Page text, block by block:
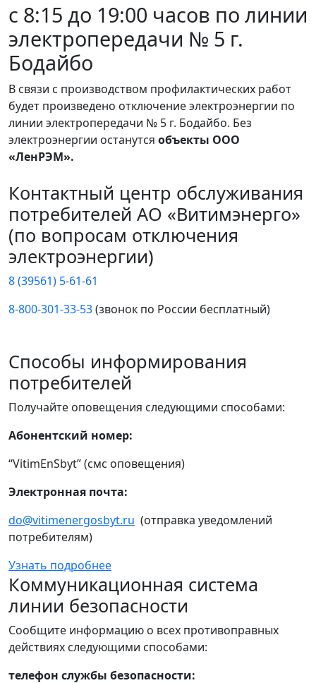
с 8:15 до 19:00 часов по линии
электропередачи № 5 г.
Бодайбо
В связи с производством профилактических работ
будет произведено отключение электроэнергии по
линии электропередачи № 5 г. Бодайбо. Без
электроэнергии останутся объекты ООО
«ЛенРЭМ».
Контактный центр обслуживания
потребителей АО «Витимэнерго»
(по вопросам отключения
электроэнергии)
8 (39561) 5-61-61
8-800-301-33-53(звонок по России бесплатный)
Способы информирования
потребителей
Получайте оповещения следующими способами:
Абонентский номер:
“VitimEnSbyt” (смс оповещения)
Электронная почта:
do@vitimenergosbyt.ru (отправка уведомлений
потребителям)
Узнать подробнее
Коммуникационная система
линии безопасности
Сообщите информацию о всех противоправных
действиях следующими способами:
телефон службы безопасности: